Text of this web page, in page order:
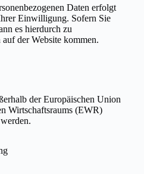
Daten erfolgt
Einwilligung. Sofern Sie
es hierdurch zu
der Website kommen.
der Europäischen Union
Wirtschaftsraums (EWR)